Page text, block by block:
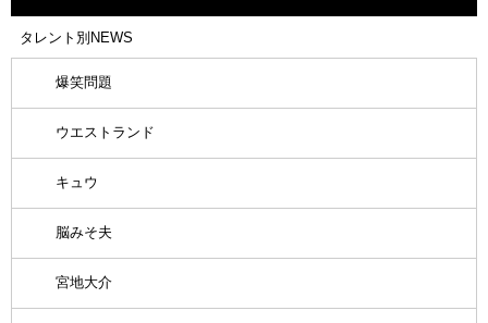
タレント別NEWS
爆笑問題
ウエストランド
キュウ
脳みそ夫
宮地大介